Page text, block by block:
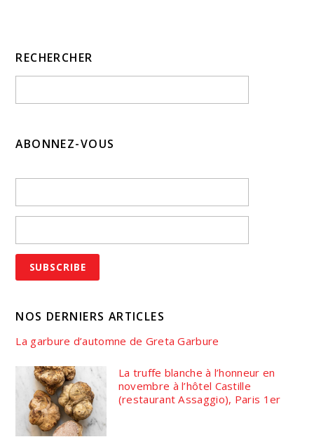
RECHERCHER
ABONNEZ-VOUS
NOS DERNIERS ARTICLES
La garbure d’automne de Greta Garbure
La truffe blanche à l’honneur en
novembre à l’hôtel Castille
(restaurant Assaggio), Paris 1er